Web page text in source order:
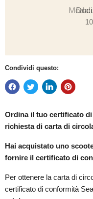
Condividi questo:
Ordina il tuo certificato
richiesta di carta di
Hai acquistato uno
fornire il certificato di
Per ottenere la carta di
certificato di conformità